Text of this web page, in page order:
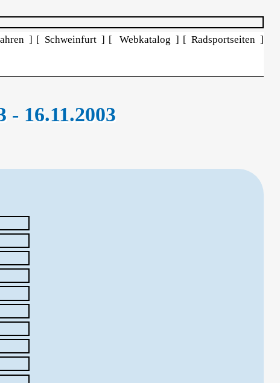
] [ Schweinfurt ] [ Webkatalog ] [ Radsportseiten ]
- 16.11.2003